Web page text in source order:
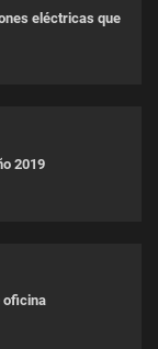
eléctricas que
2019
oficina